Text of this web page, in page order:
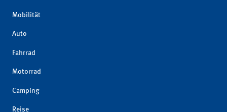
Mobilität
Auto
Fahrrad
Motorrad
Camping
Reise